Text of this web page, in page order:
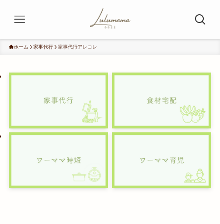
ホーム 家事代行 家事代行アレコレ